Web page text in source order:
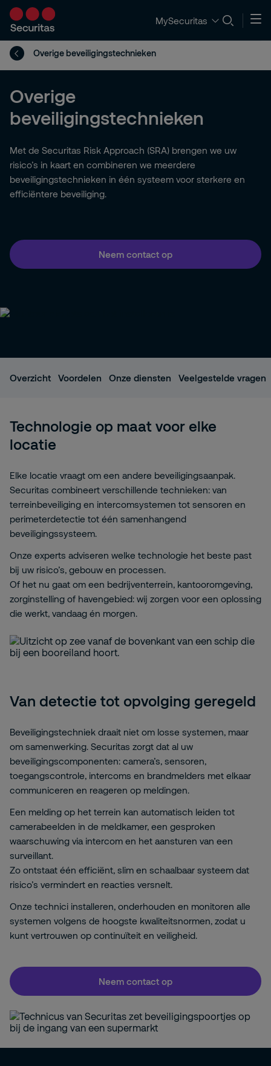
MySecuritas
Overige beveiligingstechnieken
Overige
beveiligingstechnieken
Met de Securitas Risk Approach (SRA) brengen we uw
risico’s in kaart en combineren we meerdere
beveiligingstechnieken in één systeem voor sterkere en
efficiëntere beveiliging.
Neem contact op
Overzicht Voordelen Onze diensten Veelgestelde vragen
Technologie op maat voor elke
locatie
Elke locatie vraagt om een andere beveiligingsaanpak.
Securitas combineert verschillende technieken: van
terreinbeveiliging en intercomsystemen tot sensoren en
perimeterdetectie tot één samenhangend
beveiligingssysteem.
Onze experts adviseren welke technologie het beste past
bij uw risico’s, gebouw en processen.
Of het nu gaat om een bedrijventerrein, kantooromgeving,
zorginstelling of havengebied: wij zorgen voor een oplossing
die werkt, vandaag én morgen.
Van detectie tot opvolging geregeld
Beveiligingstechniek draait niet om losse systemen, maar
om samenwerking. Securitas zorgt dat al uw
beveiligingscomponenten: camera’s, sensoren,
toegangscontrole, intercoms en brandmelders met elkaar
communiceren en reageren op meldingen.
Een melding op het terrein kan automatisch leiden tot
camerabeelden in de meldkamer, een gesproken
waarschuwing via intercom en het aansturen van een
surveillant.
Zo ontstaat één efficiënt, slim en schaalbaar systeem dat
risico’s vermindert en reacties versnelt.
Onze technici installeren, onderhouden en monitoren alle
systemen volgens de hoogste kwaliteitsnormen, zodat u
kunt vertrouwen op continuïteit en veiligheid.
Neem contact op